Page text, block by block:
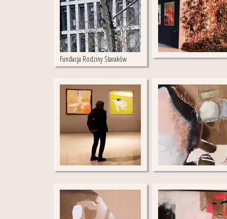
Fundacja Rodziny Staraków